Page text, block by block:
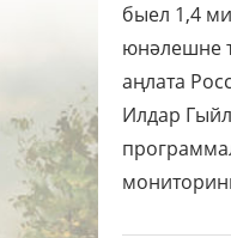
быел 1,4
юнәлешне
аңлата
Илдар